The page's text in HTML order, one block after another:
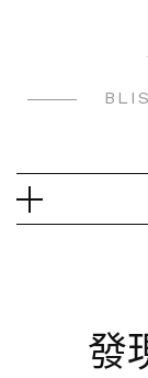
發